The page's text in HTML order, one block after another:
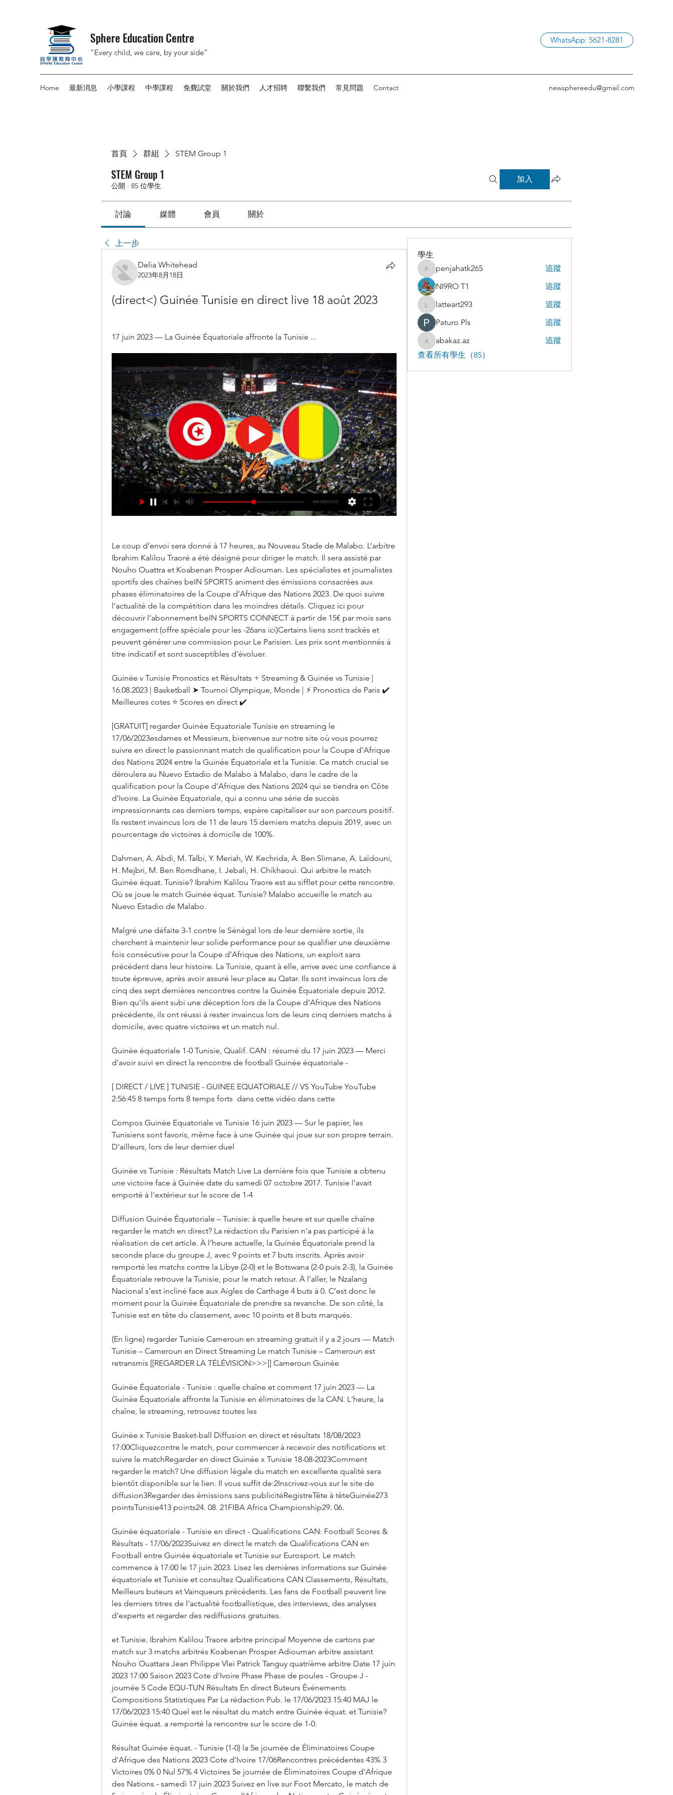
Sphere Education Centre
”Every child, we care, by your side”
WhatsApp: 5621-8281
Home 最新消息 小學課程 中學課程 免費試堂 關於我們 人才招聘 聯繫我們 常見問題 Contact newsphereedu@gmail.com
首頁 群組 STEM Group 1
STEM Group 1
公開 · 85 位學生
加入
討論 媒體 會員 關於
上一步
Delia Whitehead
2023年8月18日
(direct<) Guinée Tunisie en direct live 18 août 2023
17 juin 2023 — La Guinée Équatoriale affronte la Tunisie ...
Le coup d’envoi sera donné à 17 heures, au Nouveau Stade de Malabo. L’arbitre
Ibrahim Kalilou Traoré a été désigné pour diriger le match. Il sera assisté par
Nouho Ouattra et Koabenan Prosper Adiouman. Les spécialistes et journalistes
sportifs des chaînes beIN SPORTS animent des émissions consacrées aux
phases éliminatoires de la Coupe d’Afrique des Nations 2023. De quoi suivre
l’actualité de la compétition dans les moindres détails. Cliquez ici pour
découvrir l’abonnement beIN SPORTS CONNECT à partir de 15€ par mois sans
engagement (offre spéciale pour les -26ans ici)Certains liens sont trackés et
peuvent générer une commission pour Le Parisien. Les prix sont mentionnés à
titre indicatif et sont susceptibles d'évoluer.
Guinée v Tunisie Pronostics et Résultats + Streaming & Guinée vs Tunisie |
16.08.2023 | Basketball ➤ Tournoi Olympique, Monde | ⚡ Pronostics de Paris ✔️
Meilleures cotes ⭐ Scores en direct ✔️
[GRATUIT] regarder Guinée Equatoriale Tunisie en streaming le
17/06/2023esdames et Messieurs, bienvenue sur notre site où vous pourrez
suivre en direct le passionnant match de qualification pour la Coupe d’Afrique
des Nations 2024 entre la Guinée Équatoriale et la Tunisie. Ce match crucial se
déroulera au Nuevo Estadio de Malabo à Malabo, dans le cadre de la
qualification pour la Coupe d’Afrique des Nations 2024 qui se tiendra en Côte
d’Ivoire. La Guinée Équatoriale, qui a connu une série de succès
impressionnants ces derniers temps, espère capitaliser sur son parcours positif.
Ils restent invaincus lors de 11 de leurs 15 derniers matchs depuis 2019, avec un
pourcentage de victoires à domicile de 100%.
Dahmen, A. Abdi, M. Talbi, Y. Meriah, W. Kechrida, A. Ben Slimane, A. Laïdouni,
H. Mejbri, M. Ben Romdhane, I. Jebali, H. Chikhaoui. Qui arbitre le match
Guinée équat. Tunisie? Ibrahim Kalilou Traore est au sifflet pour cette rencontre.
Où se joue le match Guinée équat. Tunisie? Malabo accueille le match au
Nuevo Estadio de Malabo.
Malgré une défaite 3-1 contre le Sénégal lors de leur dernière sortie, ils
cherchent à maintenir leur solide performance pour se qualifier une deuxième
fois consécutive pour la Coupe d’Afrique des Nations, un exploit sans
précédent dans leur histoire​​. La Tunisie, quant à elle, arrive avec une confiance à
toute épreuve, après avoir assuré leur place au Qatar. Ils sont invaincus lors de
cinq des sept dernières rencontres contre la Guinée Équatoriale depuis 2012.
Bien qu’ils aient subi une déception lors de la Coupe d’Afrique des Nations
précédente, ils ont réussi à rester invaincus lors de leurs cinq derniers matchs à
domicile, avec quatre victoires et un match nul​​.
Guinée équatoriale 1-0 Tunisie, Qualif. CAN : résumé du 17 juin 2023 — Merci
d'avoir suivi en direct la rencontre de football Guinée équatoriale -
[ DIRECT / LIVE ] TUNISIE - GUINEE EQUATORIALE // VS YouTube YouTube
2:56:45 8 temps forts 8 temps forts  dans cette vidéo dans cette
Compos Guinée Equatoriale vs Tunisie 16 juin 2023 — Sur le papier, les
Tunisiens sont favoris, même face à une Guinée qui joue sur son propre terrain.
D'ailleurs, lors de leur dernier duel
Guinée vs Tunisie : Résultats Match Live La dernière fois que Tunisie a obtenu
une victoire face à Guinée date du samedi 07 octobre 2017. Tunisie l'avait
emporté à l'extérieur sur le score de 1-4
Diffusion Guinée Équatoriale – Tunisie: à quelle heure et sur quelle chaîne
regarder le match en direct? La rédaction du Parisien n'a pas participé à la
réalisation de cet article. À l’heure actuelle, la Guinée Équatoriale prend la
seconde place du groupe J, avec 9 points et 7 buts inscrits. Après avoir
remporté les matchs contre la Libye (2-0) et le Botswana (2-0 puis 2-3), la Guinée
Équatoriale retrouve la Tunisie, pour le match retour. À l’aller, le Nzalang
Nacional s’est incliné face aux Aigles de Carthage 4 buts à 0. C’est donc le
moment pour la Guinée Équatoriale de prendre sa revanche. De son côté, la
Tunisie est en tête du classement, avec 10 points et 8 buts marqués.
(En ligne) regarder Tunisie Cameroun en streaming gratuit il y a 2 jours — Match
Tunisie – Cameroun en Direct Streaming Le match Tunisie – Cameroun est
retransmis [[REGARDER LA TÉLÉVISION>>>]] Cameroun Guinée
Guinée Équatoriale - Tunisie : quelle chaîne et comment 17 juin 2023 — La
Guinée Équatoriale affronte la Tunisie en éliminatoires de la CAN. L'heure, la
chaîne, le streaming, retrouvez toutes les
Guinée x Tunisie Basket-ball Diffusion en direct et résultats 18/08/2023
17:00Cliquezcontre le match, pour commencer à recevoir des notifications et
suivre le matchRegarder en direct Guinée x Tunisie 18-08-2023Comment
regarder le match? Une diffusion légale du match en excellente qualité sera
bientôt disponible sur le lien. Il vous suffit de:2Inscrivez-vous sur le site de
diffusion3Regarder des émissions sans publicitéRegistreTête à têteGuinée273
pointsTunisie413 points24. 08. 21FIBA Africa Championship29. 06.
Guinée équatoriale - Tunisie en direct - Qualifications CAN: Football Scores &
Résultats - 17/06/2023Suivez en direct le match de Qualifications CAN en
Football entre Guinée équatoriale et Tunisie sur Eurosport. Le match
commence à 17:00 le 17 juin 2023. Lisez les dernières informations sur Guinée
équatoriale et Tunisie et consultez Qualifications CAN Classements, Résultats,
Meilleurs buteurs et Vainqueurs précédents. Les fans de Football peuvent lire
les derniers titres de l'actualité footballistique, des interviews, des analyses
d'experts et regarder des rediffusions gratuites.
et Tunisie. Ibrahim Kalilou Traore arbitre principal Moyenne de cartons par
match sur 3 matchs arbitrés Koabenan Prosper Adiouman arbitre assistant
Nouho Ouattara Jean Philippe Vlei Patrick Tanguy quatrième arbitre Date 17 juin
2023 17:00 Saison 2023 Cote d’Ivoire Phase Phase de poules - Groupe J -
journée 5 Code EQU-TUN Résultats En direct Buteurs Événements
Compositions Statistiques Par La rédaction Pub. le 17/06/2023 15:40 MAJ le
17/06/2023 15:40 Quel est le résultat du match entre Guinée équat. et Tunisie?
Guinée équat. a remporté la rencontre sur le score de 1-0.
Résultat Guinée équat. - Tunisie (1-0) la 5e journée de Éliminatoires Coupe
d'Afrique des Nations 2023 Cote d’Ivoire 17/06Rencontres précédentes 43% 3
Victoires 0% 0 Nul 57% 4 Victoires 5e journée de Éliminatoires Coupe d'Afrique
des Nations - samedi 17 juin 2023 Suivez en live sur Foot Mercato, le match de
學生
penjahatk265
penjahatk265
追蹤
NI9RO T1
追蹤
latteart293
latteart293
追蹤
Paturo Pls
追蹤
abakaz.az
abakaz.az
追蹤
查看所有學生（85）